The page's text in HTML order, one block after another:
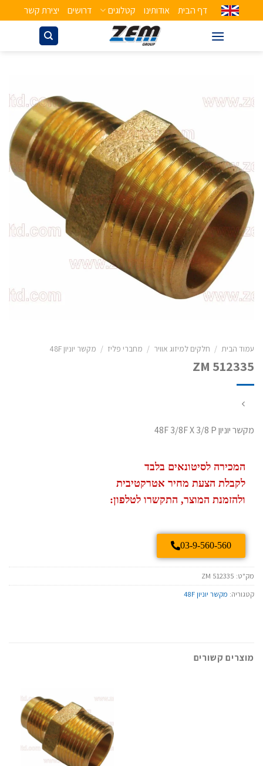
דף הבית אודותינו קטלוגים דרושים יצירת קשר
עמוד הבית / חלקים למיזוג אוויר / מחברי פליז / מקשר יוניון 48F
ZM 512335
מקשר יוניון 48F 3/8F X 3/8 P
המכירה לסיטונאים בלבד
לקבלת הצעת מחיר אטרקטיבית
ולהזמנת המוצר, התקשרו לטלפון:
03-9-560-560
מק"ט: ZM 512335
קטגוריה: מקשר יוניון 48F
מוצרים קשורים